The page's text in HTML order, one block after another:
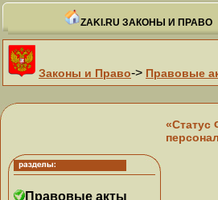
ZAKI.RU ЗАКОНЫ И ПРАВО
Законы и Право-> Правовые
Правовые акты
«Статус